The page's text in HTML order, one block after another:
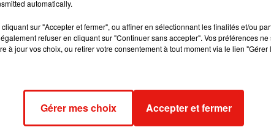
la Galette des Rois traditionnelle ici.
automatically.
sur "Accepter et fermer", ou affiner en sélectionnant les finalités et/ou
refuser en cliquant sur "Continuer sans accepter". Vos préférences
à jour vos choix, ou retirer votre consentement à tout moment via le lien
Gérer mes choix Accepter et fermer